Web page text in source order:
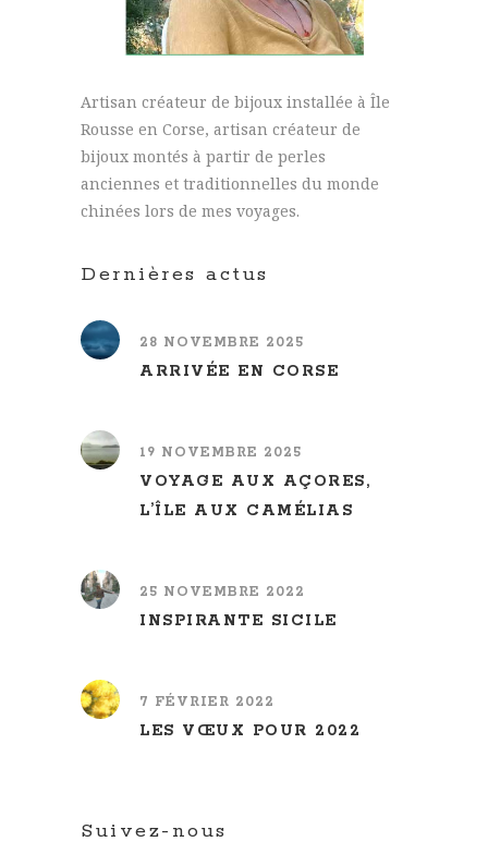
Artisan créateur de bijoux installée à Île
Rousse en Corse, artisan créateur de
bijoux montés à partir de perles
anciennes et traditionnelles du monde
chinées lors de mes voyages.
Dernières actus
28 NOVEMBRE 2025
ARRIVÉE EN CORSE
19 NOVEMBRE 2025
VOYAGE AUX AÇORES,
L’ÎLE AUX CAMÉLIAS
25 NOVEMBRE 2022
INSPIRANTE SICILE
7 FÉVRIER 2022
LES VŒUX POUR 2022
Suivez-nous